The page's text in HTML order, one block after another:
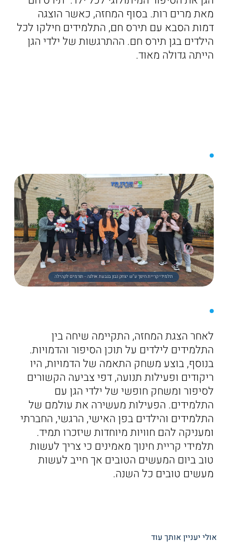
מאת מרים רות. בסוף המחזה, כאשר הוצגה
דמות הסבא עם תירס חם, התלמידים חילקו לכל
הילדים בגן תירס חם. ההתרגשות של ילדי הגן
הייתה גדולה מאוד.
תלמידי קריית חינוך ע"ש יצחק נבון בגבעת אולגה - תורמים לקהילה
לאחר הצגת המחזה, התקיימה שיחה בין
התלמידים לילדים על תוכן הסיפור והדמויות.
בנוסף, בוצע משחק התאמה של הדמויות, היו
ריקודים ופעילות תנועה, דפי צביעה הקשורים
לסיפור ומשחק חופשי של ילדי הגן עם
התלמידים. הפעילות מעשירה את עולמם של
התלמידים והילדים בפן האישי, הרגשי, החברתי
ומעניקה להם חוויות מיוחדות שיזכרו תמיד.
תלמידי קריית חינוך מאמינים כי צריך לעשות
טוב ביום המעשים הטובים אך חייב לעשות
מעשים טובים כל השנה.
אולי יעניין אותך עוד